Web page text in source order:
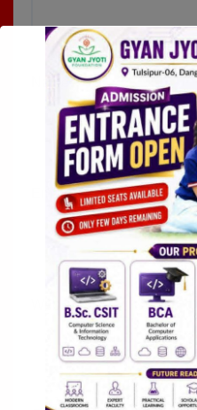
Name*
Email*
Website